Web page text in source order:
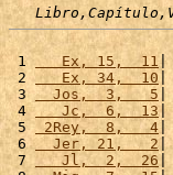
1
   Ex, 15,  11
|
2
   Ex, 34,  10
3
  Jos,  3,   5
4
   Jc,  6,  13
|
5
2Rey,  8,   4
6
  Jer, 21,   2
7
   Jl,  2,  26